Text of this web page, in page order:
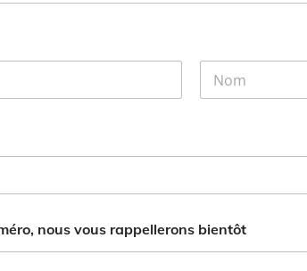
nous vous rappellerons bientôt